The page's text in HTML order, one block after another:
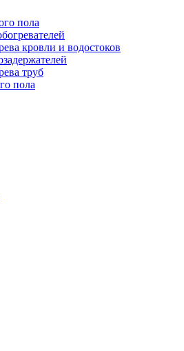
пола
кровли и водостоков
труб
пола